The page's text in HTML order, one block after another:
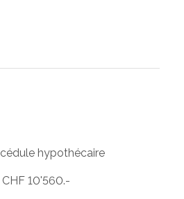
hypothécaire
CHF 10'560.-